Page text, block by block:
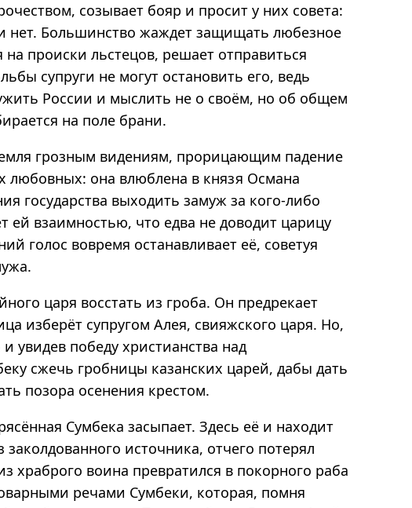
созывает бояр и просит у них совета:
нет. Большинство жаждет защищать любезное
происки льстецов, решает отправиться
супруги не могут остановить его, ведь
России и мыслить не о своём, но об общем
на поле брани.
грозным видениям, прорицающим падение
любовных: она влюблена в князя Османа
государства выходить замуж за кого-либо
ей взаимностью, что едва не доводит царицу
голос вовремя останавливает её, советуя
царя восстать из гроба. Он предрекает
изберёт супругом Алея, свияжского царя. Но,
увидев победу христианства над
сжечь гробницы казанских царей, дабы дать
позора осенения крестом.
Сумбека засыпает. Здесь её и находит
источника, отчего потерял
храброго воина превратился в покорного раба
речами Сумбеки, которая, помня